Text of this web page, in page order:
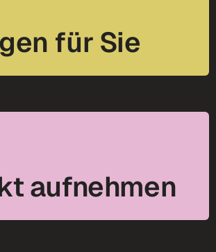
für Sie
aufnehmen